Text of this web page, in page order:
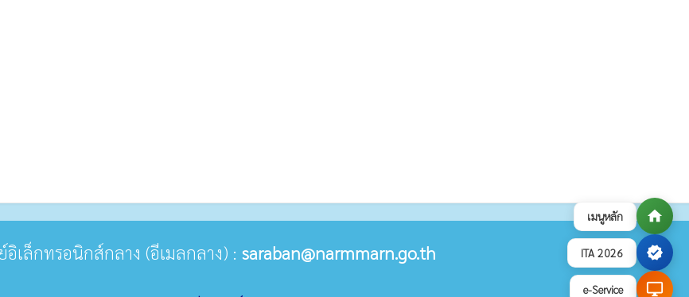
เมนูหลัก home
ITA 2026 verified
e-Service desktop_windows
เล็กทรอนิกส์กลาง (อีเมลกลาง) : saraban@narmmarn.go.th